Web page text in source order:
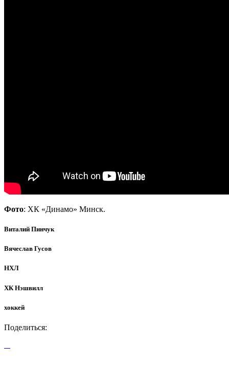
Фото: ХК «Динамо» Минск.
Виталий Пинчук
Вячеслав Гусов
НХЛ
ХК Нэшвилл
хоккей
Поделиться: